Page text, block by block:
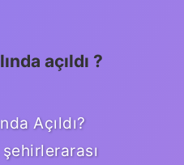
açıldı ?
Açıldı?